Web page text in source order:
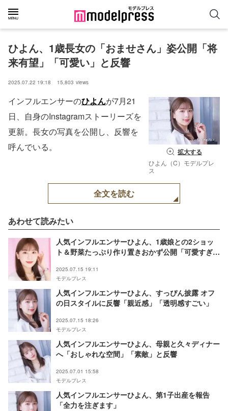
ひよん、1歳長女の「おませさん」姿公開「将
来有望」「可愛い」と反響
2025.07.22 19:18 15,803 views
拡大する
ひよん（C）モデルプレ
ス
インフルエンサーのひよんが7月21
日、自身のInstagramストーリーズを
更新。長女の写真を公開し、反響を
呼んでいる。
全文を読む
あわせて読みたい
人気インフルエンサーひよん、1歳娘との2ショッ
ト＆野菜たっぷり作り置きおかず公開「可愛すぎ
2025.07.15 19:11
モデルプレス
人気インフルエンサーひよん、すっぴん披露 オフ
の日スタイルに反響「親近感」「透明感すごい」
2025.07.15 18:26
モデルプレス
人気インフルエンサーひよん、母親と久々ディナー
へ「おしゃれな空間」「素敵」と反響
2025.07.01 15:58
モデルプレス
人気インフルエンサーひよん、第1子出産を報告
「全力を注ぎます」